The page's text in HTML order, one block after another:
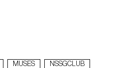
MUSES NSSGCLUB